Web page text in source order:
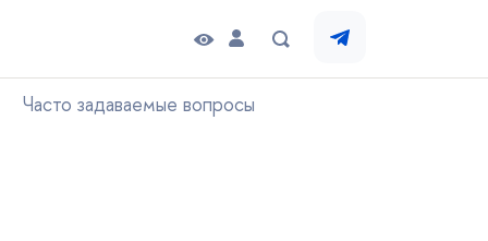
Часто задаваемые вопросы